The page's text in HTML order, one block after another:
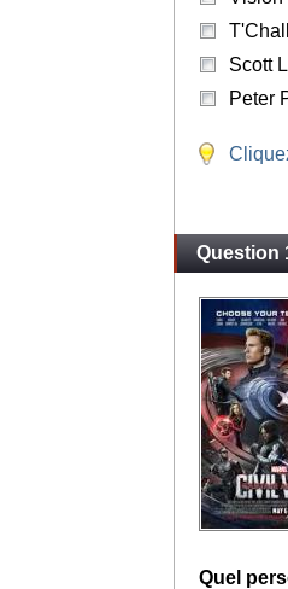
Scott
Peter
Question
Quel